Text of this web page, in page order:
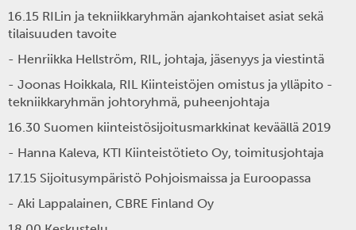
16.15 RILin ja tekniikkaryhmän ajankohtaiset asiat sekä
tilaisuuden tavoite
- Henriikka Hellström, RIL, johtaja, jäsenyys ja viestintä
- Joonas Hoikkala, RIL Kiinteistöjen omistus ja ylläpito -
tekniikkaryhmän johtoryhmä, puheenjohtaja
16.30 Suomen kiinteistösijoitusmarkkinat keväällä 2019
- Hanna Kaleva, KTI Kiinteistötieto Oy, toimitusjohtaja
17.15 Sijoitusympäristö Pohjoismaissa ja Euroopassa
- Aki Lappalainen, CBRE Finland Oy